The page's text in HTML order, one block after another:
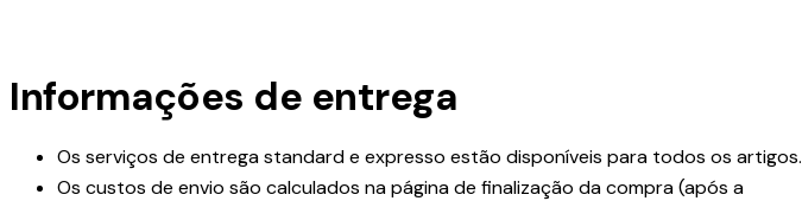
Informações de entrega
Os serviços de entrega standard e expresso estão disponíveis para todos os artigos.
Os custos de envio são calculados na página de finalização da compra (após a